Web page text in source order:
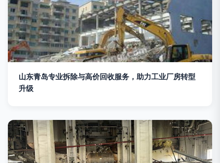
山东青岛专业拆除与高价回收服务，助力工业厂房转型
升级